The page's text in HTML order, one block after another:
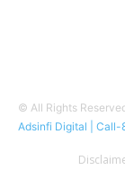
© All Rights
Adsinfi Digital
|